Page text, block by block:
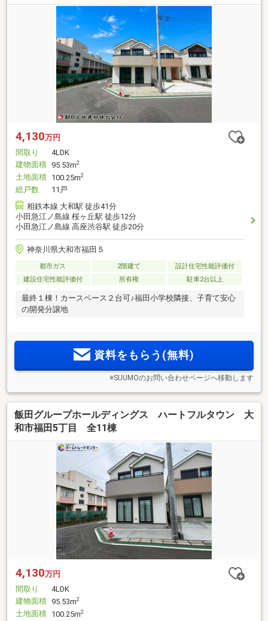
4,130万円
間取り
4LDK
建物面積 95.53m2
土地面積 100.25m2
総戸数
11戸
相鉄本線 大和駅 徒歩41分
小田急江ノ島線 桜ヶ丘駅 徒歩12分
小田急江ノ島線 高座渋谷駅 徒歩20分
神奈川県大和市福田５
都市ガス 2階建て
設計住宅性能評価付
建設住宅性能評価付
所有権 駐車2台以上
最終１棟！カースペース２台可♪福田小学校隣接、子育て安心
の開発分譲地
資料をもらう(無料)
※SUUMOのお問い合わせページへ移動します
飯田グループホールディングス ハートフルタウン 大
和市福田5丁目 全11棟
4,130万円
間取り
4LDK
建物面積 95.53m2
土地面積 100.25m2